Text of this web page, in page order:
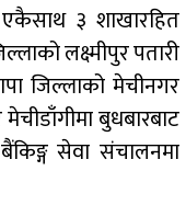
३ शाखारहित
लक्ष्मीपुर पतारी
जिल्लाको मेचीनगर
बुधबारबाट
सेवा संचालनमा